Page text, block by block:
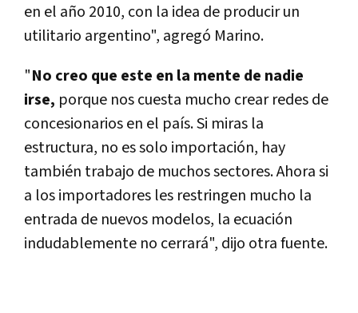
en el año 2010, con la idea de producir un
utilitario argentino", agregó Marino.
"No creo que este en la mente de nadie
irse, porque nos cuesta mucho crear redes de
concesionarios en el país. Si miras la
estructura, no es solo importación, hay
también trabajo de muchos sectores. Ahora si
a los importadores les restringen mucho la
entrada de nuevos modelos, la ecuación
indudablemente no cerrará", dijo otra fuente.